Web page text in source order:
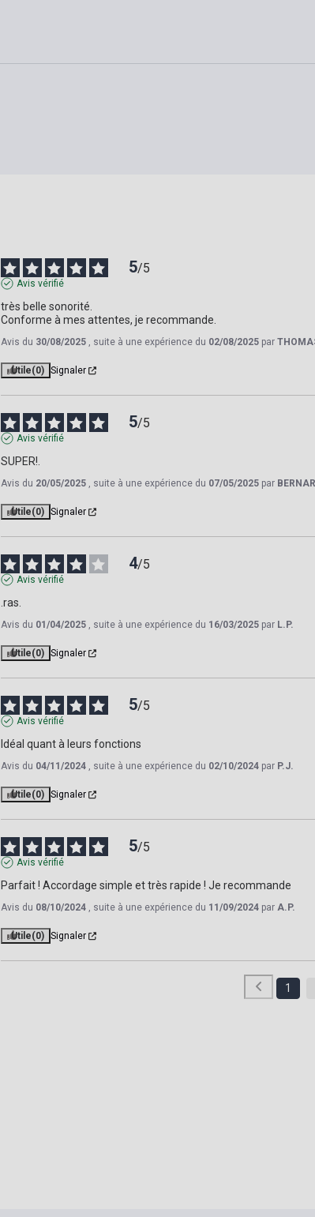
5/5
Avis vérifié
très belle sonorité.
Conforme à mes attentes, je recommande.
Avis du 30/08/2025 , suite à une expérience du 02/08/2025 par
Utile(0) Signaler
5/5
Avis vérifié
SUPER!.
Avis du 20/05/2025 , suite à une expérience du 07/05/2025 par
Utile(0) Signaler
4/5
Avis vérifié
.ras.
Avis du 01/04/2025 , suite à une expérience du 16/03/2025 par L.P.
Utile(0) Signaler
5/5
Avis vérifié
Idéal quant à leurs fonctions
Avis du 04/11/2024 , suite à une expérience du 02/10/2024 par P.J.
Utile(0) Signaler
5/5
Avis vérifié
Parfait ! Accordage simple et très rapide ! Je recommande
Avis du 08/10/2024 , suite à une expérience du 11/09/2024 par A.P.
Utile(0) Signaler
1